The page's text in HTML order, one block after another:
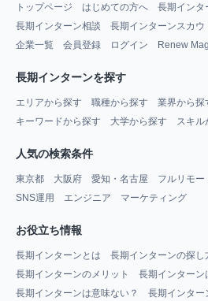
トップページ はじめての方へ
長期インタ
長期インターン相談
長期インターンスカウ
企業一覧
会員登録 ログイン Renew
長期インターンを探す
エリアから探す 職種から探す 業界から探
キーワードから探す
大学から探す スキル
人気の検索条件
東京都 大阪府 愛知・名古屋 フルリモー
SNS運用
エンジニア マーケティング
お役立ち情報
長期インターンとは
長期インターンの探し
長期インターンのメリット
長期インターン
長期インターンは意味ない？
長期インター